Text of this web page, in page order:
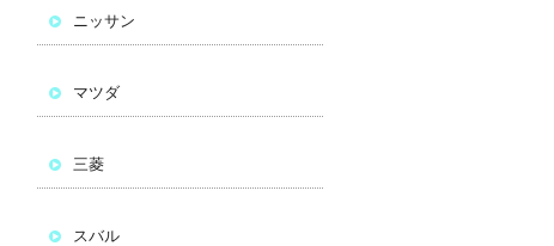
ニッサン
マツダ
三菱
スバル